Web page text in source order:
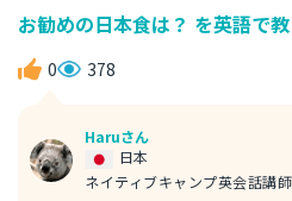
を勧められた時に返す返事とし
使われている it は、相手に勧め
言葉です。例えば、相手に興味
お勧めの日本食は？ を英語で
0 378
Haruさん
ネイティブキャンプ英会話講師
日本